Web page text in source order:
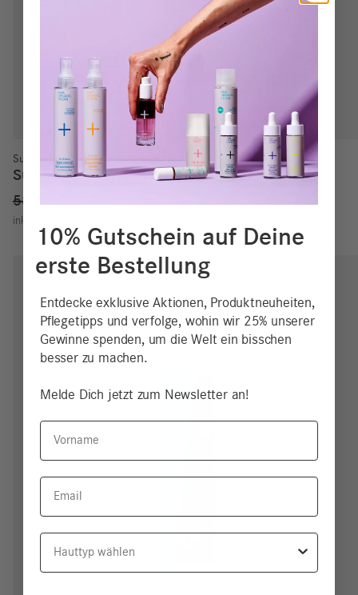
Sun Protect
Sun Protect Mix Bundle
58,70€Ursprünglicher
war:
58,70 €
49,90€Aktueller
ist:
49,90 €.
inkl. MwSt.
10% Gutschein auf Deine
erste Bestellung
Entdecke exklusive Aktionen, Produktneuheiten,
Pflegetipps und verfolge, wohin wir 25% unserer
Gewinne spenden, um die Welt ein bisschen
besser zu machen.
Melde Dich jetzt zum Newsletter an!
Vorname
Email
Hauttyp